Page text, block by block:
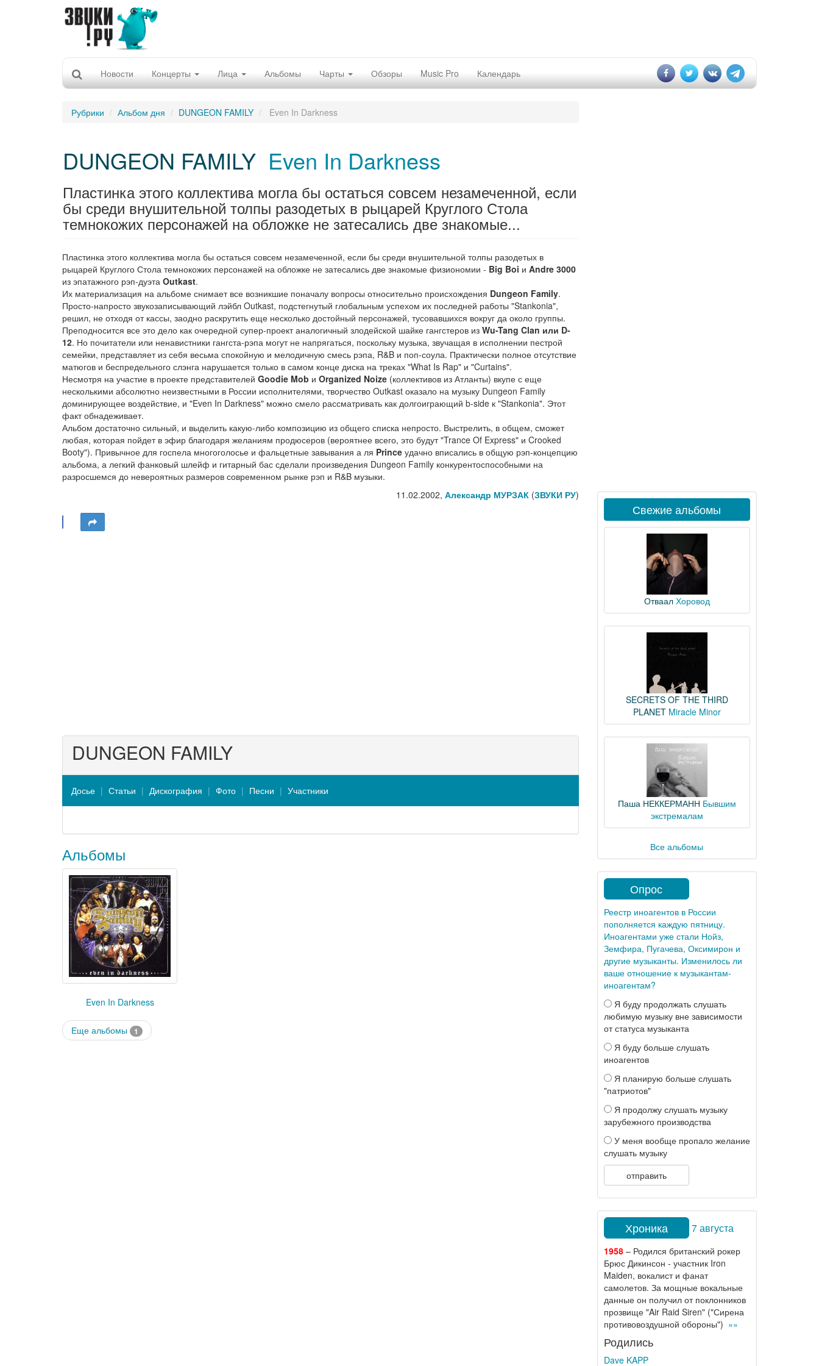
Новости Концерты Лица Альбомы Чарты Обзоры Music Pro Календарь
Рубрики Альбом дня DUNGEON FAMILY Even In Darkness
DUNGEON FAMILY Even In Darkness
Пластинка этого коллектива могла бы остаться совсем незамеченной, если
бы среди внушительной толпы разодетых в рыцарей Круглого Стола
темнокожих персонажей на обложке не затесались две знакомые...
Пластинка этого коллектива могла бы остаться совсем незамеченной, если бы среди внушительной толпы разодетых в
рыцарей Круглого Стола темнокожих персонажей на обложке не затесались две знакомые физиономии - Big Boi и Andre 3000
из эпатажного рэп-дуэта Outkast.
Их материализация на альбоме снимает все возникшие поначалу вопросы относительно происхождения Dungeon Family.
Просто-напросто звукозаписывающий лэйбл Outkast, подстегнутый глобальным успехом их последней работы "Stankonia",
решил, не отходя от кассы, заодно раскрутить еще несколько достойный персонажей, тусовавшихся вокруг да около группы.
Преподносится все это дело как очередной супер-проект аналогичный злодейской шайке гангстеров из Wu-Tang Clan или D-
12. Но почитатели или ненавистники гангста-рэпа могут не напрягаться, поскольку музыка, звучащая в исполнении пестрой
семейки, представляет из себя весьма спокойную и мелодичную смесь рэпа, R&B и поп-соула. Практически полное отсутствие
матюгов и беспредельного слэнга нарушается только в самом конце диска на треках "What Is Rap" и "Curtains".
Несмотря на участие в проекте представителей Goodie Mob и Organized Noize (коллективов из Атланты) вкупе с еще
несколькими абсолютно неизвестными в России исполнителями, творчество Outkast оказало на музыку Dungeon Family
доминирующее воздействие, и "Even In Darkness" можно смело рассматривать как долгоиграющий b-side к "Stankonia". Этот
факт обнадеживает.
Альбом достаточно сильный, и выделить какую-либо композицию из общего списка непросто. Выстрелить, в общем, сможет
любая, которая пойдет в эфир благодаря желаниям продюсеров (вероятнее всего, это будут "Trance Of Express" и Crooked
Booty"). Привычное для госпела многоголосье и фальцетные завывания а ля Prince удачно вписались в общую рэп-концепцию
альбома, а легкий фанковый шлейф и гитарный бас сделали произведения Dungeon Family конкурентоспособными на
разросшемся до невероятных размеров современном рынке рэп и R&B музыки.
11.02.2002, Александр МУРЗАК(ЗВУКИ РУ)
DUNGEON FAMILY
Досье Статьи Дискография Фото Песни Участники
Альбомы
Even In Darkness
Еще альбомы 1
Свежие альбомы
Отваал Хоровод
SECRETS OF THE THIRD
PLANET Miracle Minor
Паша НЕККЕРМАНН Бывшим
экстремалам
Все альбомы
Опрос
Реестр иноагентов в России
пополняется каждую пятницу.
Иноагентами уже стали Нойз,
Земфира, Пугачева, Оксимирон и
другие музыканты. Изменилось ли
ваше отношение к музыкантам-
иноагентам?
Я буду продолжать слушать
любимую музыку вне зависимости
от статуса музыканта
Я буду больше слушать
иноагентов
Я планирую больше слушать
"патриотов"
Я продолжу слушать музыку
зарубежного производства
У меня вообще пропало желание
слушать музыку
отправить
Хроника 7 августа
1958– Родился британский рокер
Брюс Дикинсон - участник Iron
Maiden, вокалист и фанат
самолетов. За мощные вокальные
данные он получил от поклонников
прозвище "Air Raid Siren" ("Сирена
противовоздушной обороны") »»
Родились
Dave KAPP